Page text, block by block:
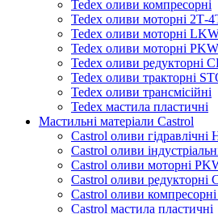
Tedex оливи компресорні
Tedex оливи моторні 2Т-
Tedex оливи моторні LKW
Tedex оливи моторні PKW
Tedex оливи редукторні
Tedex оливи тракторні
Tedex оливи трансмісійні
Tedex мастила пластичні
Мастильні матеріали Castrol
Castrol оливи
Castrol оливи
Castrol оливи моторні
Castrol оливи редукторні
Castrol оливи компресорні
Castrol мастила пластичні